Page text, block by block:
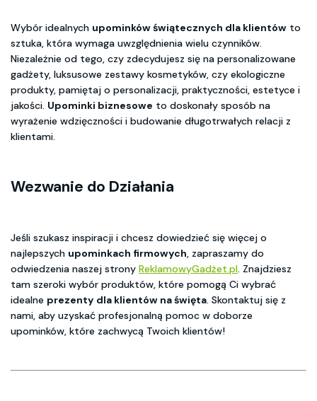
Wybór idealnych upominków świątecznych dla klientów to
sztuka, która wymaga uwzględnienia wielu czynników.
Niezależnie od tego, czy zdecydujesz się na personalizowane
gadżety, luksusowe zestawy kosmetyków, czy ekologiczne
produkty, pamiętaj o personalizacji, praktyczności, estetyce i
jakości. Upominki biznesowe to doskonały sposób na
wyrażenie wdzięczności i budowanie długotrwałych relacji z
klientami.
Wezwanie do Działania
Jeśli szukasz inspiracji i chcesz dowiedzieć się więcej o
najlepszych upominkach firmowych, zapraszamy do
odwiedzenia naszej strony ReklamowyGadżet.pl. Znajdziesz
tam szeroki wybór produktów, które pomogą Ci wybrać
idealne prezenty dla klientów na święta. Skontaktuj się z
nami, aby uzyskać profesjonalną pomoc w doborze
upominków, które zachwycą Twoich klientów!